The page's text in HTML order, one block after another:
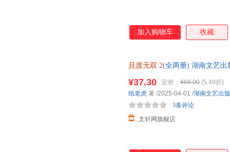
加入购物车 收藏
且渡无双 2(全两册) 湖南文艺出
¥37.30 定价： ¥68.00 (5.49折)
文轩网旗舰店
3条评论
纸老虎 著 /2025-04-01 /湖南文艺出